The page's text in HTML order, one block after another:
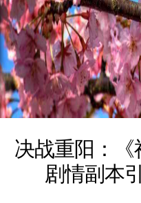
决战重阳：《
剧情副本